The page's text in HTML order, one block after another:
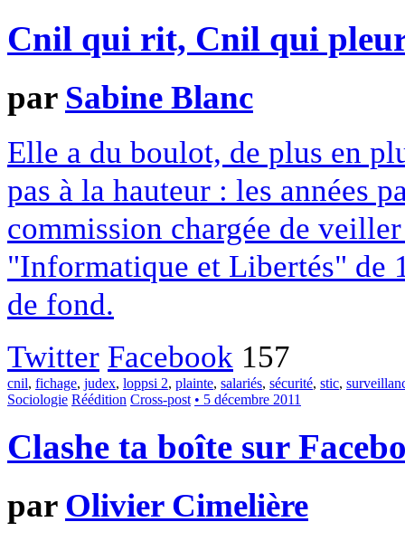
Cnil qui rit, Cnil qui
par Sabine Blanc
Elle a du boulot, de plus en
pas à la hauteur : les années
commission chargée de
"Informatique et Libertés" de
de fond.
Twitter Facebook 157
cnil, fichage, judex, loppsi 2, plainte, salariés, sécurité, stic,
Sociologie Réédition Cross-post • 5 décembre 2011
Clashe ta boîte sur
par Olivier Cimelière